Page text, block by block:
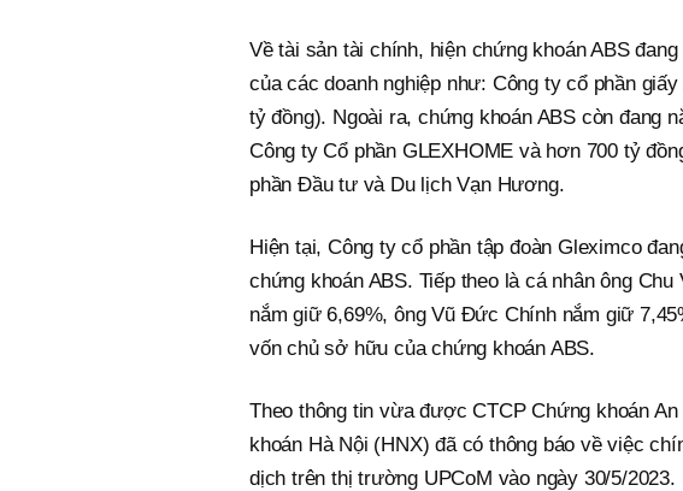
Về tài sản tài chính, hiện chứng khoán ABS
của các doanh nghiệp như: Công ty cổ phần
tỷ đồng). Ngoài ra, chứng khoán ABS còn đang
Công ty Cổ phần GLEXHOME và hơn 700 tỷ
phần Đầu tư và Du lịch Vạn Hương.
Hiện tại, Công ty cổ phần tập đoàn Gleximco
chứng khoán ABS. Tiếp theo là cá nhân ông
nắm giữ 6,69%, ông Vũ Đức Chính nắm giữ
vốn chủ sở hữu của chứng khoán ABS.
Theo thông tin vừa được CTCP Chứng khoán
khoán Hà Nội (HNX) đã có thông báo về việc
dịch trên thị trường UPCoM vào ngày 30/5/2023.